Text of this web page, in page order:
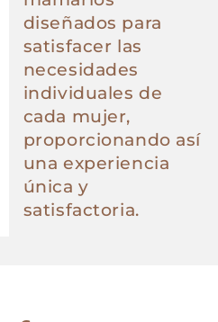
diseñados para
satisfacer las
necesidades
individuales de
cada mujer,
proporcionando así
una experiencia
única y
satisfactoria.